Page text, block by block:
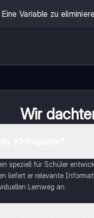
Eine Variable zu
Wir
speziell für Schüler
liefert er relevante
Lernweg an.